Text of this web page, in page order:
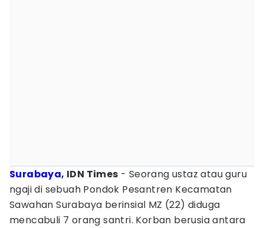
Surabaya, IDN Times - Seorang ustaz atau guru
ngaji di sebuah Pondok Pesantren Kecamatan
Sawahan Surabaya berinsial MZ (22) diduga
mencabuli 7 orang santri. Korban berusia antara